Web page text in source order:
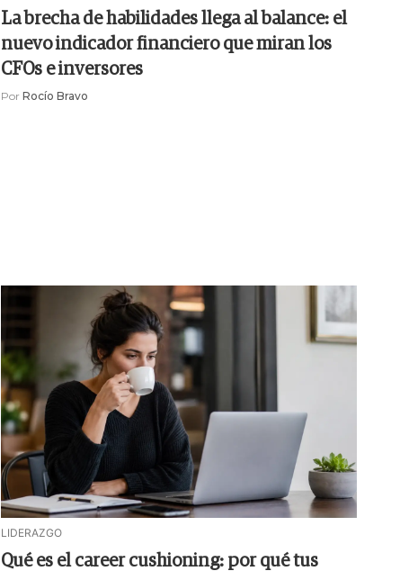
La brecha de habilidades llega al balance: el
nuevo indicador financiero que miran los
CFOs e inversores
Por Rocío Bravo
LIDERAZGO
Qué es el career cushioning: por qué tus